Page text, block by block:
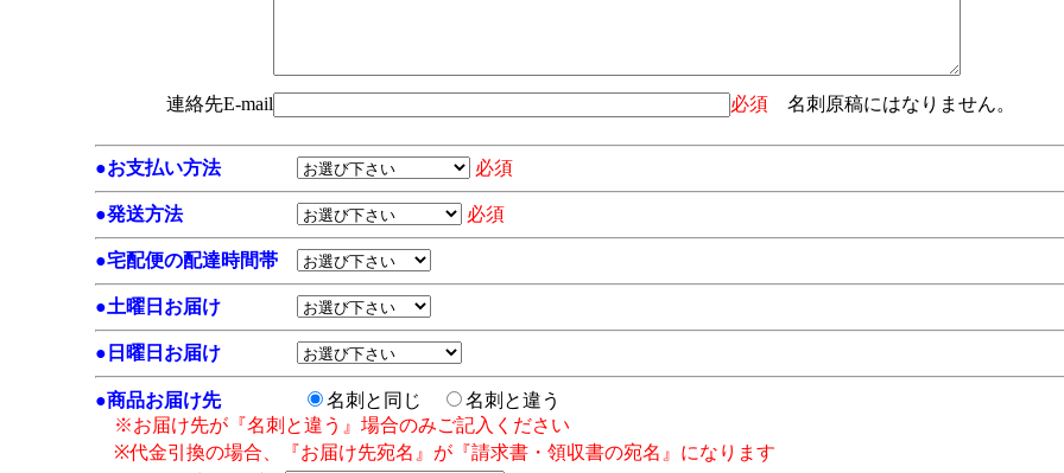
連絡先E-mail 必須 名刺原稿にはなりません。
●お支払い方法 必須
●発送方法 必須
●宅配便の配達時間帯
●土曜日お届け
● 日曜日お届け
●商品お届け先 名刺と同じ
名刺と違う
※お届け先が『名刺と違う』場合のみご記入ください
※代金引換の場合、『お届け先宛名』が『請求書・領収書の宛名』になります